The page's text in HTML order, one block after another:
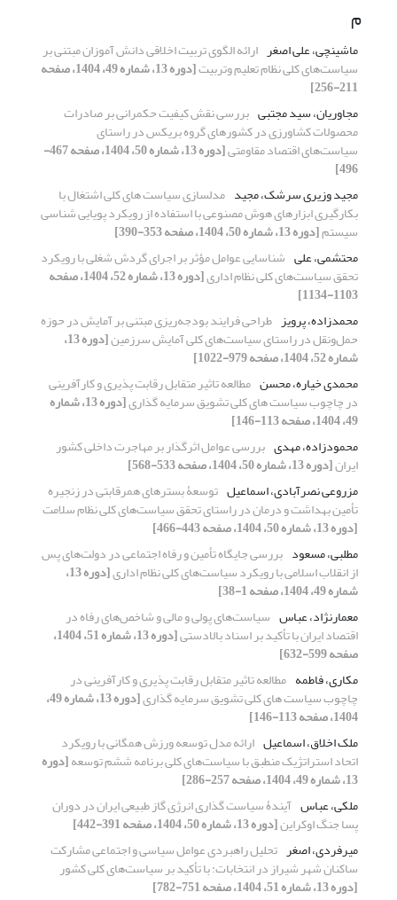
م
ماشینچی، علی اصغر ارائه الگوی تربیت اخلاقی دانش آموزان مبتنی بر
سیاست‌های کلی نظام تعلیم وتربیت [دوره 13، شماره 49، 1404، صفحه
211-256]
مجاوریان، سید مجتبی بررسی نقش کیفیت حکمرانی بر صادرات
محصولات کشاورزی در کشورهای گروه بریکس در راستای
سیاست‌های اقتصاد مقاومتی [دوره 13، شماره 50، 1404، صفحه 467-
496]
مجید وزیری سرشک، مجید مدلسازی سیاست های کلی اشتغال با
بکارگیری ابزارهای هوش مصنوعی با استفاده از رویکرد پویایی شناسی
سیستم[دوره 13، شماره 50، 1404، صفحه 353-390]
محتشمی، علی شناسایی عوامل مؤثر بر اجرای گردش شغلی با رویکرد
تحقق سیاست‌های کلی نظام اداری [دوره 13، شماره 52، 1404، صفحه
1103-1134]
محمدزاده، پرویز طراحی فرایند بودجه‌ریزی مبتنی بر آمایش در حوزه
حمل‌ونقل در راستای سیاست‌های کلی آمایش سرزمین [دوره 13،
شماره 52، 1404، صفحه 979-1022]
محمدی خیاره، محسن مطالعه تاثیر متقابل رقابت پذیری و کارآفرینی
در چاچوب سیاست های کلی تشویق سرمایه گذاری [دوره 13، شماره
49، 1404، صفحه 113-146]
محمودزاده، مهدی بررسی عوامل اثرگذار بر مهاجرت داخلی کشور
ایران[دوره 13، شماره 50، 1404، صفحه 533-568]
مزروعی نصرآبادی، اسماعیل توسعۀ بسترهای همرقابتی در زنجیره
تأمین بهداشت و درمان در راستای تحقق سیاست‌های کلی نظام سلامت
[دوره 13، شماره 50، 1404، صفحه 443-466]
مطلبی، مسعود بررسی جایگاه تأمین و رفاه اجتماعی در دولت‌های پس
از انقلاب اسلامی با رویکرد سیاست‌های کلی نظام اداری [دوره 13،
شماره 49، 1404، صفحه 1-38]
معمارنژاد، عباس سیاست‌های پولی و مالی و شاخص‌های رفاه در
اقتصاد ایران با تأکید بر اسناد بالادستی [دوره 13، شماره 51، 1404،
صفحه 599-632]
مکاری، فاطمه مطالعه تاثیر متقابل رقابت پذیری و کارآفرینی در
چاچوب سیاست های کلی تشویق سرمایه گذاری [دوره 13، شماره 49،
1404، صفحه 113-146]
ملک اخلاق، اسماعیل ارائه مدل توسعه ورزش همگانی با رویکرد
اتحاد استراتژیک منطبق با سیاست‌های کلی برنامه ششم توسعه[دوره
13، شماره 49، 1404، صفحه 257-286]
ملکی، عباس آیندۀ سیاست گذاری انرژی گاز طبیعی ایران در دوران
پسا جنگ اوکراین[دوره 13، شماره 50، 1404، صفحه 391-442]
میرفردی، اصغر تحلیل راهبردی عوامل سیاسی و اجتماعی مشارکت
ساکنان شهر شیراز در انتخابات: با تأکید بر سیاست‌های کلی کشور
[دوره 13، شماره 51، 1404، صفحه 751-782]